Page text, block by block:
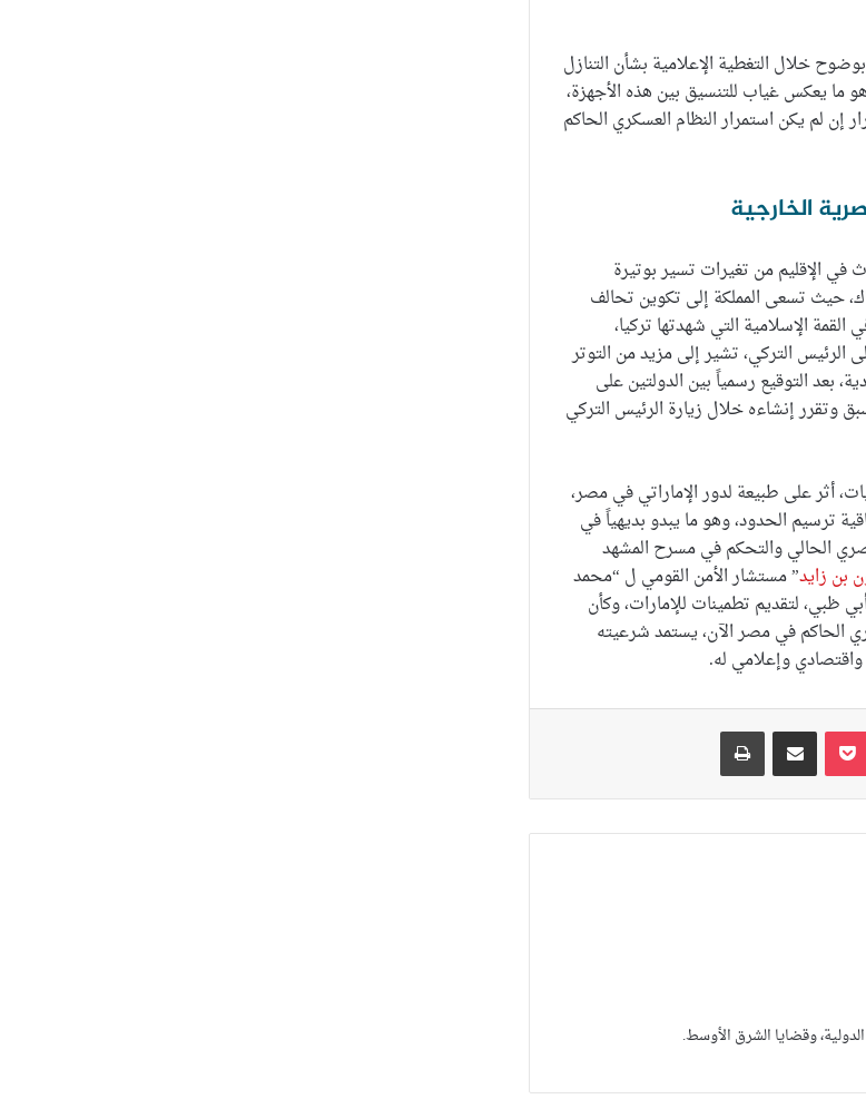
خلال التغطية الإعلامية بشأن التنازل
ما يعكس غياب للتنسيق بين هذه الأجهزة،
إن لم يكن استمرار النظام العسكري الحاكم
الخارجية
الإقليم من تغيرات تسير بوتيرة
حيث تسعى المملكة إلى تكوين تحالف
الإسلامية التي شهدتها تركيا،
الرئيس التركي، تشير إلى مزيد من التوتر
بعد التوقيع رسمياً بين الدولتين على
والذي سبق وتقرر إنشاءه خلال زيارة الرئيس التركي
أثر على طبيعة لدور الإماراتي في مصر،
ترسيم الحدود، وهو ما يبدو بديهياً في
الحالي والتحكم في مسرح المشهد
بن زايد” مستشار الأمن القومي ل “محمد
ظبي، لتقديم تطمينات للإمارات، وكأن
الحاكم في مصر الآن، يستمد شرعيته
وإعلامي له.
‫Pocket مشاركة عبر البريد طباعة
وقضايا الشرق الأوسط.